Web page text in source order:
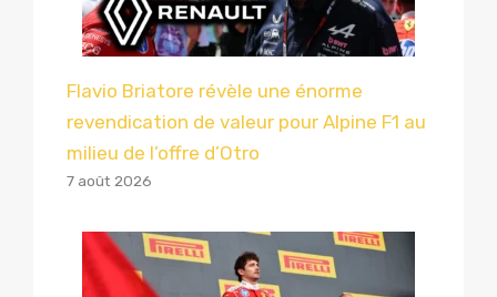
Flavio Briatore révèle une énorme
revendication de valeur pour Alpine F1 au
milieu de l’offre d’Otro
7 août 2026